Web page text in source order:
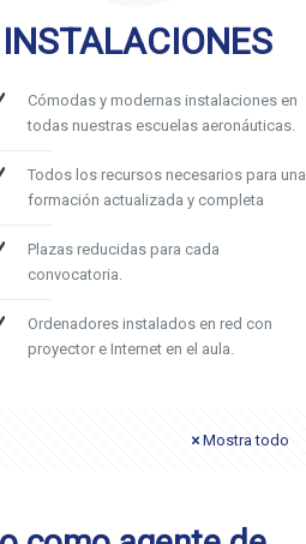
INSTALACIONES
Cómodas y modernas instalaciones en
todas nuestras escuelas aeronáuticas.
Todos los recursos necesarios para una
formación actualizada y completa
Plazas reducidas para cada
convocatoria.
Ordenadores instalados en red con
proyector e Internet en el aula.
Mostra todo